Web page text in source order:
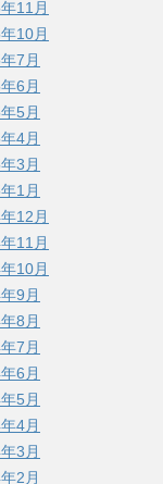
11月
10月
7月
6月
5月
4月
3月
1月
12月
11月
10月
9月
8月
7月
6月
5月
4月
3月
2月